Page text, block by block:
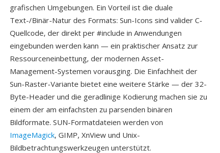
grafischen Umgebungen. Ein Vorteil ist die duale
Text-/Binär-Natur des Formats: Sun-Icons sind valider C-
Quellcode, der direkt per #include in Anwendungen
eingebunden werden kann — ein praktischer Ansatz zur
Ressourceneinbettung, der modernen Asset-
Management-Systemen vorausging. Die Einfachheit der
Sun-Raster-Variante bietet eine weitere Stärke — der 32-
Byte-Header und die geradlinige Kodierung machen sie zu
einem der am einfachsten zu parsenden binären
Bildformate. SUN-Formatdateien werden von
ImageMagick, GIMP, XnView und Unix-
Bildbetrachtungswerkzeugen unterstützt.